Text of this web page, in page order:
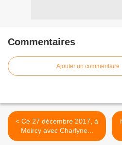
Commentaires
Ajouter un commentaire
< Ce 27 décembre 2017, à
Moircy avec Charlyne...